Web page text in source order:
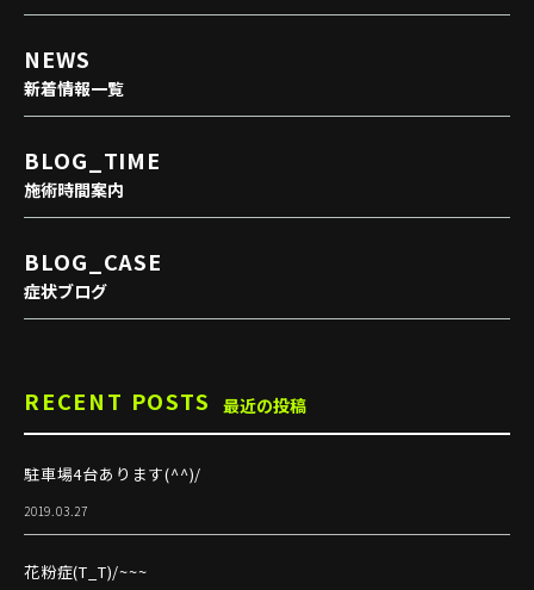
NEWS
新着情報一覧
BLOG_TIME
施術時間案内
BLOG_CASE
症状ブログ
RECENT POSTS 最近の投稿
駐車場4台あります(^^)/
2019.03.27
花粉症(T_T)/~~~